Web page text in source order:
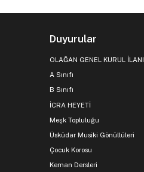
Duyurular
OLAĞAN GENEL KURUL İLANI
A Sınıfı
B Sınıfı
İCRA HEYETİ
Meşk Topluluğu
Üsküdar Musiki Gönüllüleri
Çocuk Korosu
Keman Dersleri